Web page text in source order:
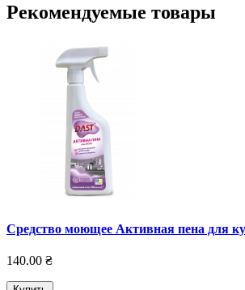
Рекомендуемые товары
Средство моющее Активная пена для
140.00 ₴